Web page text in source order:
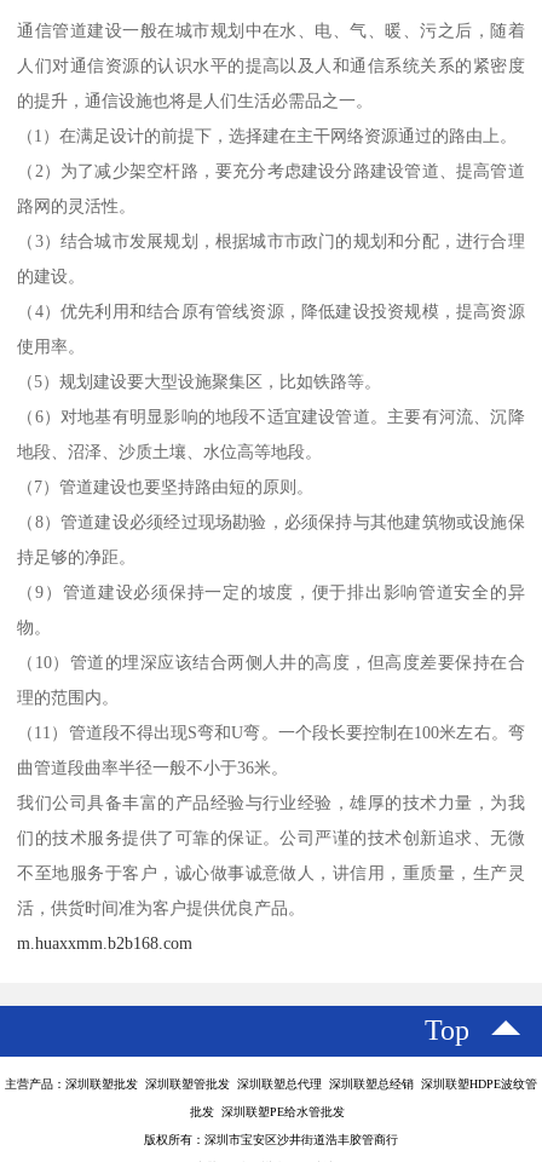
通信管道建设一般在城市规划中在水、电、气、暖、污之后，随着
人们对通信资源的认识水平的提高以及人和通信系统关系的紧密度
的提升，通信设施也将是人们生活必需品之一。
（1）在满足设计的前提下，选择建在主干网络资源通过的路由上。
（2）为了减少架空杆路，要充分考虑建设分路建设管道、提高管道
路网的灵活性。
（3）结合城市发展规划，根据城市市政门的规划和分配，进行合理
的建设。
（4）优先利用和结合原有管线资源，降低建设投资规模，提高资源
使用率。
（5）规划建设要大型设施聚集区，比如铁路等。
（6）对地基有明显影响的地段不适宜建设管道。主要有河流、沉降
地段、沼泽、沙质土壤、水位高等地段。
（7）管道建设也要坚持路由短的原则。
（8）管道建设必须经过现场勘验，必须保持与其他建筑物或设施保
持足够的净距。
（9）管道建设必须保持一定的坡度，便于排出影响管道安全的异
物。
（10）管道的埋深应该结合两侧人井的高度，但高度差要保持在合
理的范围内。
（11）管道段不得出现S弯和U弯。一个段长要控制在100米左右。弯
曲管道段曲率半径一般不小于36米。
我们公司具备丰富的产品经验与行业经验，雄厚的技术力量，为我
们的技术服务提供了可靠的保证。公司严谨的技术创新追求、无微
不至地服务于客户，诚心做事诚意做人，讲信用，重质量，生产灵
活，供货时间准为客户提供优良产品。
m.huaxxmm.b2b168.com
Top
主营产品：深圳联塑批发 深圳联塑管批发 深圳联塑总代理 深圳联塑总经销 深圳联塑HDPE波纹管
批发 深圳联塑PE给水管批发
版权所有：深圳市宝安区沙井街道浩丰胶管商行